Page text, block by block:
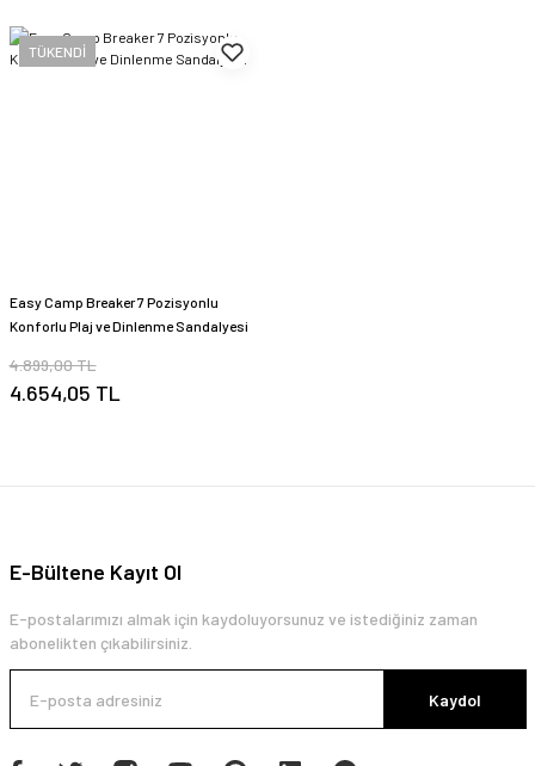
TÜKENDİ
Easy Camp Breaker 7 Pozisyonlu
Konforlu Plaj ve Dinlenme Sandalyesi
4.899,00 TL
4.654,05 TL
E-Bültene Kayıt Ol
E-postalarımızı almak için kaydoluyorsunuz ve istediğiniz zaman
abonelikten çıkabilirsiniz.
Kaydol